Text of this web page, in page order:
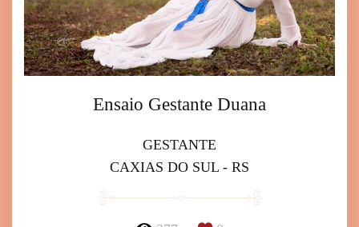
Ensaio Gestante Duana
GESTANTE
CAXIAS DO SUL - RS